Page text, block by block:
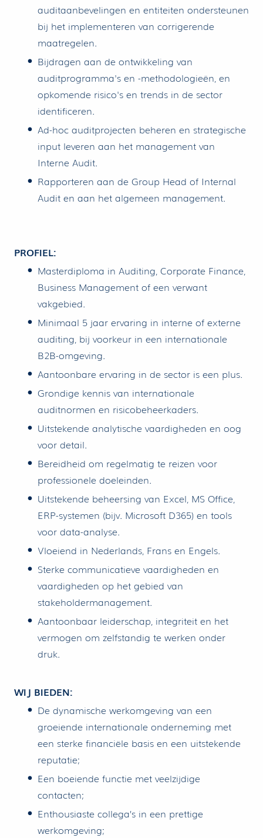
auditaanbevelingen en entiteiten ondersteunen
bij het implementeren van corrigerende
maatregelen.
Bijdragen aan de ontwikkeling van
auditprogramma's en -methodologieën, en
opkomende risico's en trends in de sector
identificeren.
Ad-hoc auditprojecten beheren en strategische
input leveren aan het management van
Interne Audit.
Rapporteren aan de Group Head of Internal
Audit en aan het algemeen management.
PROFIEL:
Masterdiploma in Auditing, Corporate Finance,
Business Management of een verwant
vakgebied.
Minimaal 5 jaar ervaring in interne of externe
auditing, bij voorkeur in een internationale
B2B-omgeving.
Aantoonbare ervaring in de sector is een plus.
Grondige kennis van internationale
auditnormen en risicobeheerkaders.
Uitstekende analytische vaardigheden en oog
voor detail.
Bereidheid om regelmatig te reizen voor
professionele doeleinden.
Uitstekende beheersing van Excel, MS Office,
ERP-systemen (bijv. Microsoft D365) en tools
voor data-analyse.
Vloeiend in Nederlands, Frans en Engels.
Sterke communicatieve vaardigheden en
vaardigheden op het gebied van
stakeholdermanagement.
Aantoonbaar leiderschap, integriteit en het
vermogen om zelfstandig te werken onder
druk.
WIJ BIEDEN:
De dynamische werkomgeving van een
groeiende internationale onderneming met
een sterke financiële basis en een uitstekende
reputatie;
Een boeiende functie met veelzijdige
contacten;
Enthousiaste collega’s in een prettige
werkomgeving;